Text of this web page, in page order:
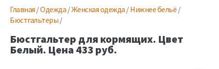
Главная /Одежда /Женская одежда /Нижнее бельё /
Бюстгальтеры /
Бюстгальтер для кормящих. Цвет
Белый. Цена 433 руб.